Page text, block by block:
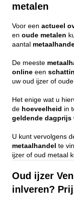
metalen
Voor een actueel
en oude metalen
aantal
De meeste
online een
uw oud ijzer of
Het enige wat u
de hoeveelheid in
geldende dagprijs
U kunt vervolgens
metaalhandel te
ijzer of oud metaal
Oud ijzer
inlveren?